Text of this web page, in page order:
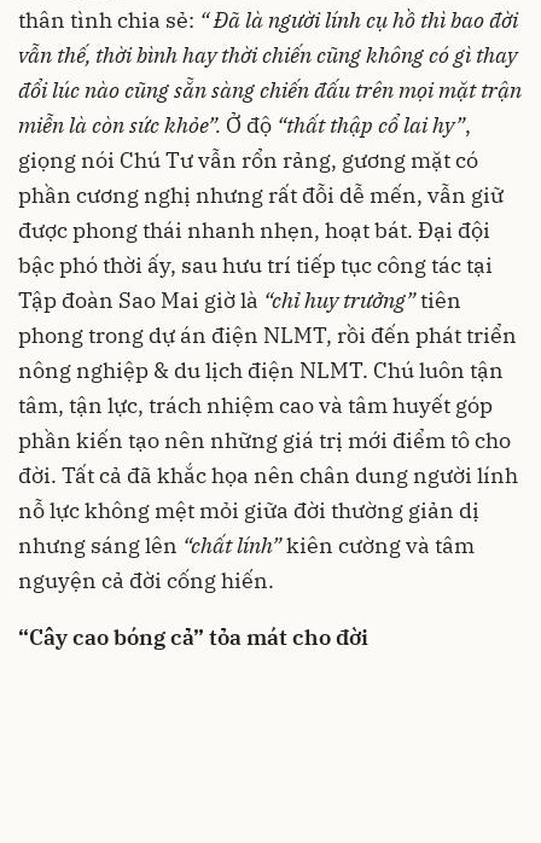
thân tình chia sẻ: “ Đã là người lính cụ hồ thì bao đời
vẫn thế, thời bình hay thời chiến cũng không có gì thay
đổi lúc nào cũng sẵn sàng chiến đấu trên mọi mặt trận
miễn là còn sức khỏe”. Ở độ “thất thập cổ lai hy”,
giọng nói Chú Tư vẫn rổn rảng, gương mặt có
phần cương nghị nhưng rất đỗi dễ mến, vẫn giữ
được phong thái nhanh nhẹn, hoạt bát. Đại đội
bậc phó thời ấy, sau hưu trí tiếp tục công tác tại
Tập đoàn Sao Mai giờ là “chỉ huy trưởng”tiên
phong trong dự án điện NLMT, rồi đến phát triển
nông nghiệp & du lịch điện NLMT. Chú luôn tận
tâm, tận lực, trách nhiệm cao và tâm huyết góp
phần kiến tạo nên những giá trị mới điểm tô cho
đời. Tất cả đã khắc họa nên chân dung người lính
nỗ lực không mệt mỏi giữa đời thường giản dị
nhưng sáng lên “chất lính”kiên cường và tâm
nguyện cả đời cống hiến.
“Cây cao bóng cả” tỏa mát cho đời